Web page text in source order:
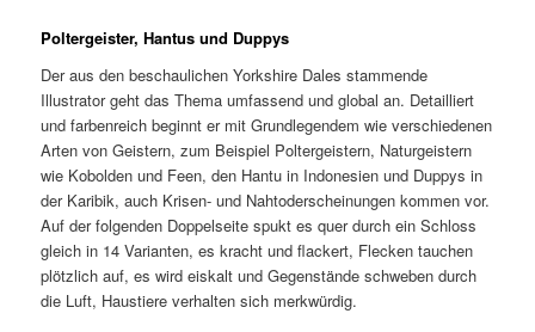
Poltergeister, Hantus und Duppys
Der aus den beschaulichen Yorkshire Dales stammende
Illustrator geht das Thema umfassend und global an. Detailliert
und farbenreich beginnt er mit Grundlegendem wie verschiedenen
Arten von Geistern, zum Beispiel Poltergeistern, Naturgeistern
wie Kobolden und Feen, den Hantu in Indonesien und Duppys in
der Karibik, auch Krisen- und Nahtoderscheinungen kommen vor.
Auf der folgenden Doppelseite spukt es quer durch ein Schloss
gleich in 14 Varianten, es kracht und flackert, Flecken tauchen
plötzlich auf, es wird eiskalt und Gegenstände schweben durch
die Luft, Haustiere verhalten sich merkwürdig.